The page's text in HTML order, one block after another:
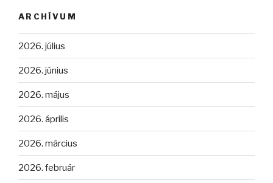
ARCHÍVUM
2026. július
2026. június
2026. május
2026. április
2026. március
2026. február